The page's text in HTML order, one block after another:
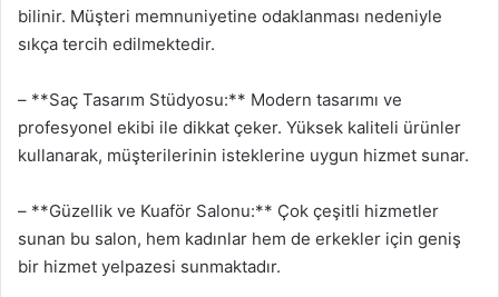
bilinir. Müşteri memnuniyetine odaklanması nedeniyle
sıkça tercih edilmektedir.
– **Saç Tasarım Stüdyosu:** Modern tasarımı ve
profesyonel ekibi ile dikkat çeker. Yüksek kaliteli ürünler
kullanarak, müşterilerinin isteklerine uygun hizmet sunar.
– **Güzellik ve Kuaför Salonu:** Çok çeşitli hizmetler
sunan bu salon, hem kadınlar hem de erkekler için geniş
bir hizmet yelpazesi sunmaktadır.